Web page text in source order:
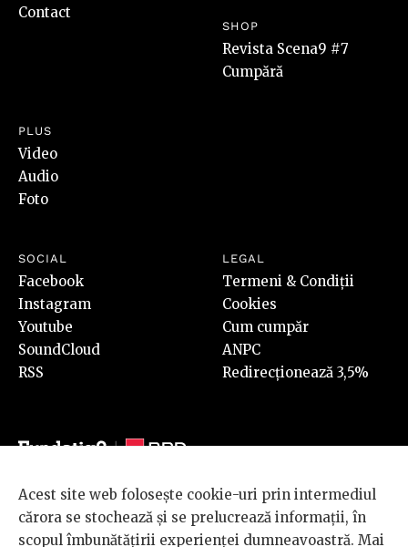
Contact
SHOP
Revista Scena9 #7
Cumpără
PLUS
Video
Audio
Foto
SOCIAL
Facebook
Instagram
Youtube
SoundCloud
RSS
LEGAL
Termeni & Condiții
Cookies
Cum cumpăr
ANPC
Redirecționează 3,5%
© 2026 BRD Groupe Société Générale, toate drepturile rezervate.
Scena 9 este un proiect sustinut de
BRD GROUPE SOCIÉTÉ
Acest site web folosește cookie-uri prin intermediul
cărora se stochează și se prelucrează informații, în
scopul îmbunătățirii experienței dumneavoastră. Mai